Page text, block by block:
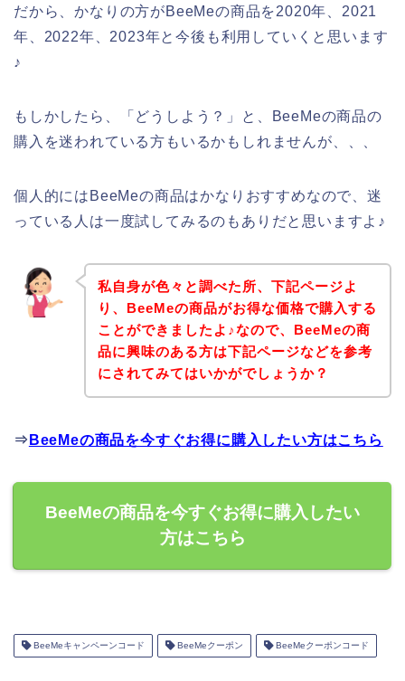
だから、かなりの方がBeeMeの商品を2020年、2021
年、2022年、2023年と今後も利用していくと思います
♪
もしかしたら、「どうしよう？」と、BeeMeの商品の
購入を迷われている方もいるかもしれませんが、、、
個人的にはBeeMeの商品はかなりおすすめなので、迷
っている人は一度試してみるのもありだと思いますよ♪
私自身が色々と調べた所、下記ページよ
り、BeeMeの商品がお得な価格で購入する
ことができましたよ♪なので、BeeMeの商
品に興味のある方は下記ページなどを参考
にされてみてはいかがでしょうか？
⇒ BeeMeの商品を今すぐお得に購入したい方はこちら
BeeMeの商品を今すぐお得に購入したい
方はこちら
BeeMeキャンペーンコード BeeMeクーポン BeeMeクーポンコード